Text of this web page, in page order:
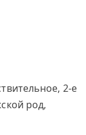
2-е
род,